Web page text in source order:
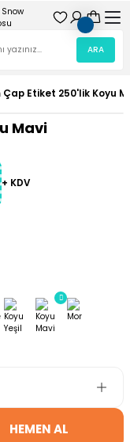
ARA
Çap Etiket 250'lik Koyu
Mavi
+ KDV
HEMEN AL